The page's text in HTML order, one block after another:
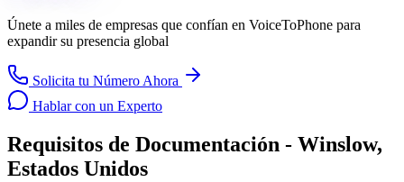
Únete a miles de empresas que confían en VoiceToPhone para
expandir su presencia global
Solicita tu Número Ahora
Hablar con un Experto
Requisitos de Documentación - Winslow,
Estados Unidos